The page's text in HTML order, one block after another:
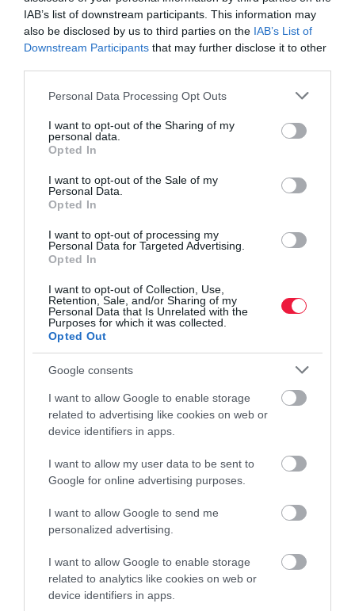
IAB’s list of downstream participants. This information may
also be disclosed by us to third parties on the IAB’s List of
Downstream Participants that may further disclose it to other
Please note that this website/app uses one or more Google
not limited to your visit or usage behaviour. You may click to
grant or deny consent to Google and its third-party tags to
use your data for below specified purposes in below Google
consent section.
Personal Data Processing Opt Outs
I want to opt-out of the Sharing of my
personal data.
Opted In
I want to opt-out of the Sale of my
Personal Data.
Opted In
I want to opt-out of processing my
Personal Data for Targeted Advertising.
Opted In
I want to opt-out of Collection, Use,
Retention, Sale, and/or Sharing of my
Personal Data that Is Unrelated with the
Purposes for which it was collected.
Opted Out
Google consents
I want to allow Google to enable storage
related to advertising like cookies on web or
device identifiers in apps.
I want to allow my user data to be sent to
Google for online advertising purposes.
I want to allow Google to send me
personalized advertising.
I want to allow Google to enable storage
related to analytics like cookies on web or
device identifiers in apps.
Corporation (IDC) informatikai és távközlési piackutató vállalat.
De van…
PIACOK
10-ből 3 magyar akkor is telefont cserél, ha nincs
vele gond
A Nemzeti Média- és Hírközlési Hatóság (NMHH) kutatása